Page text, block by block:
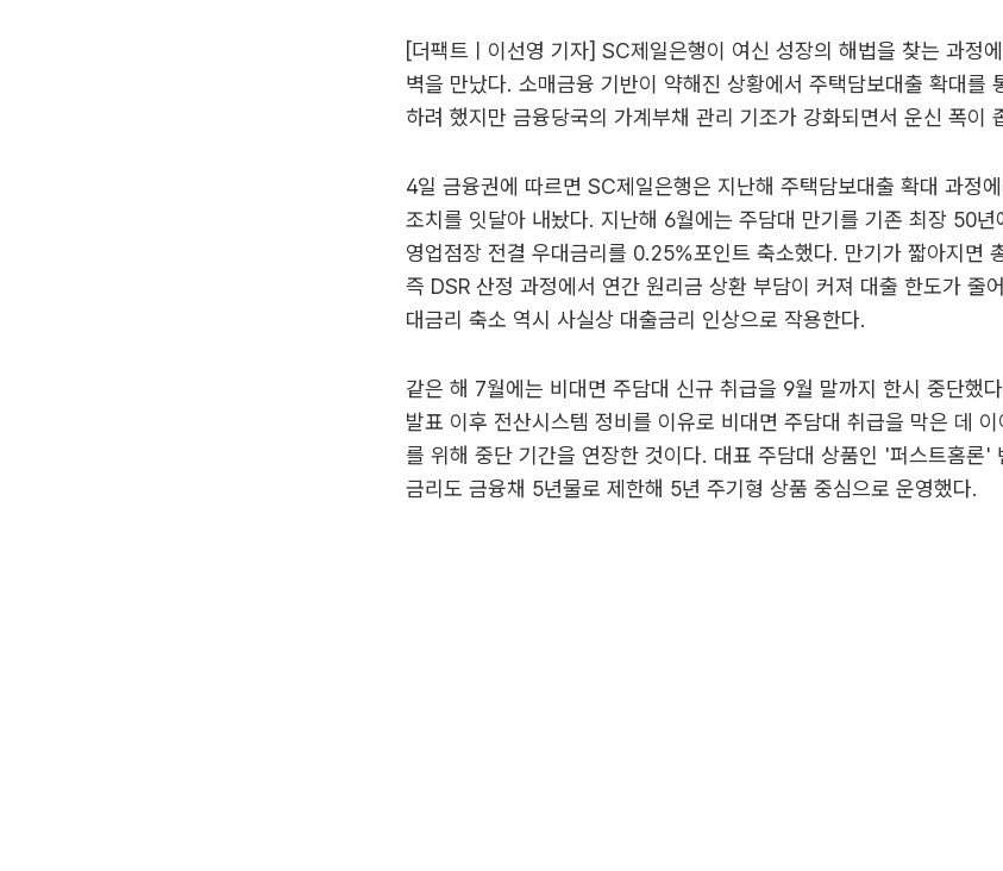
[더팩트ㅣ이선영 기자] SC제일은행이 여신 성장의 해법을 찾는 과정
벽을 만났다. 소매금융 기반이 약해진 상황에서 주택담보대출 확대를
하려 했지만 금융당국의 가계부채 관리 기조가 강화되면서 운신 폭이
4일 금융권에 따르면 SC제일은행은 지난해 주택담보대출 확대 과정
조치를 잇달아 내놨다. 지난해 6월에는 주담대 만기를 기존 최장 50년
영업점장 전결 우대금리를 0.25%포인트 축소했다. 만기가 짧아지면
즉 DSR 산정 과정에서 연간 원리금 상환 부담이 커져 대출 한도가 줄
대금리 축소 역시 사실상 대출금리 인상으로 작용한다.
같은 해 7월에는 비대면 주담대 신규 취급을 9월 말까지 한시 중단했
발표 이후 전산시스템 정비를 이유로 비대면 주담대 취급을 막은 데
를 위해 중단 기간을 연장한 것이다. 대표 주담대 상품인 '퍼스트홈론'
금리도 금융채 5년물로 제한해 5년 주기형 상품 중심으로 운영했다.